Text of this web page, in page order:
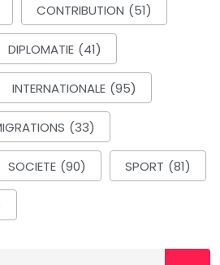
CONTRIBUTION (51)
DIPLOMATIE (41)
INTERNATIONALE (95)
(33)
SOCIETE (90) SPORT (81)